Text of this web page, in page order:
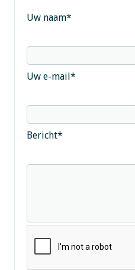
Uw naam*
Uw e-mail*
Bericht*